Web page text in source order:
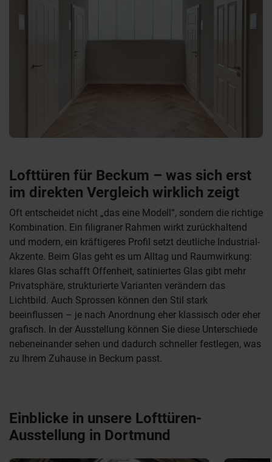
Lofttüren für Beckum – was sich erst
im direkten Vergleich wirklich zeigt
Oft entscheidet nicht „das eine Modell“, sondern die richtige
Kombination. Ein filigraner Rahmen wirkt zurückhaltend
und modern, ein kräftigeres Profil setzt deutliche Industrial-
Akzente. Beim Glas geht es um Alltag und Raumwirkung:
klares Glas schafft Offenheit, satiniertes Glas gibt mehr
Privatsphäre, strukturierte Varianten verändern das
Lichtbild. Auch Sprossen können den Stil stark
beeinflussen – je nach Anordnung eher klassisch oder eher
grafisch. In der Ausstellung können Sie diese Unterschiede
nebeneinander sehen und dadurch schneller festlegen, was
zu Ihrem Zuhause in Beckum passt.
Einblicke in unsere Lofttüren-
Ausstellung in Dortmund